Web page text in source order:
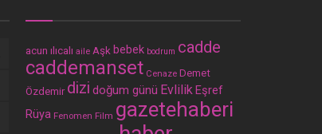
acun ılıcalı aile Aşk bebek bodrum cadde
caddemanset Cenaze Demet
Özdemir dizi doğum günü EvlilikEşref
Rüya Fenomen Film gazetehaberi